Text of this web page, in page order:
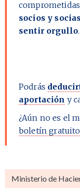
socios y
sentir orgullo.
Podrás
aportación y
¿Aún no es el
boletín
Ministerio de